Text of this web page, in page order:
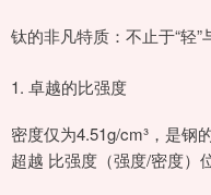
钛的非凡特质：不止于“轻”
1. 卓越的比强度
密度仅为4.51g/cm³，是钢
超越 比强度（强度/密度）